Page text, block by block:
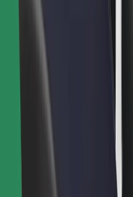
pajamos
restoranai ir parduotuvės
nuomos parkai